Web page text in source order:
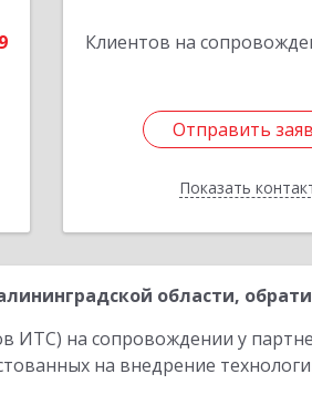
Клиентов на
Отправить
Показать
Отправить
Назад
области,
ИТС) на сопровождении у
на внедрение